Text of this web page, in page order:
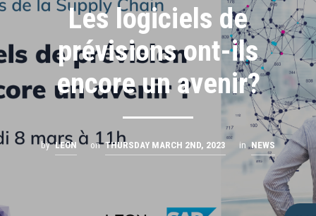
Les logiciels de
prévisions ont-ils
encore un avenir?
by LEON on THURSDAY MARCH 2ND, 2023 in NEWS